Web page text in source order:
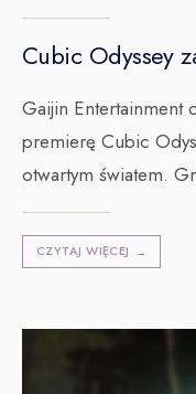
Cubic Odyssey
Gaijin Entertainment
premierę Cubic
otwartym światem.
CZYTAJ WIĘCEJ →